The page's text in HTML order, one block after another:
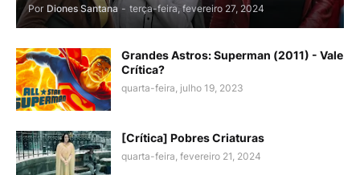
Por Diones Santana - terça-feira, fevereiro 27, 2024
Grandes Astros: Superman (2011) - Vale
Crítica?
quarta-feira, julho 19, 2023
[Crítica] Pobres Criaturas
quarta-feira, fevereiro 21, 2024